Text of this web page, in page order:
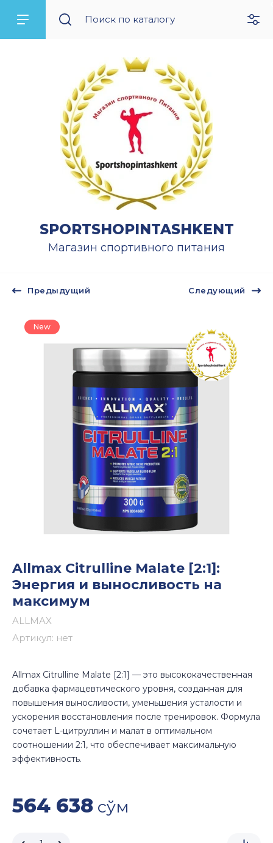
SPORTSHOPINTASHKENT
Магазин спортивного питания
Предыдущий Следующий
New
Allmax Citrulline Malate [2:1]:
Энергия и выносливость на
максимум
ALLMAX
Артикул: нет
Allmax Citrulline Malate [2:1] — это высококачественная
добавка фармацевтического уровня, созданная для
повышения выносливости, уменьшения усталости и
ускорения восстановления после тренировок. Формула
сочетает L-цитруллин и малат в оптимальном
соотношении 2:1, что обеспечивает максимальную
эффективность.
564 638 сўм